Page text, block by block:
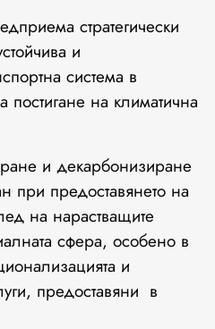
стратегически
и
система в
постигане на климатична
и декарбонизиране
при предоставянето на
на нарастващите
сфера, особено в
и
предоставяни в